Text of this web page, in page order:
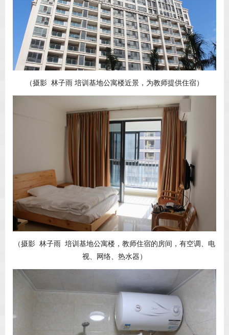
（摄影 林子雨 培训基地公寓楼近景，为教师提供住宿）
（摄影 林子雨 培训基地公寓楼，教师住宿的房间，有空调、电
视、网络、热水器）